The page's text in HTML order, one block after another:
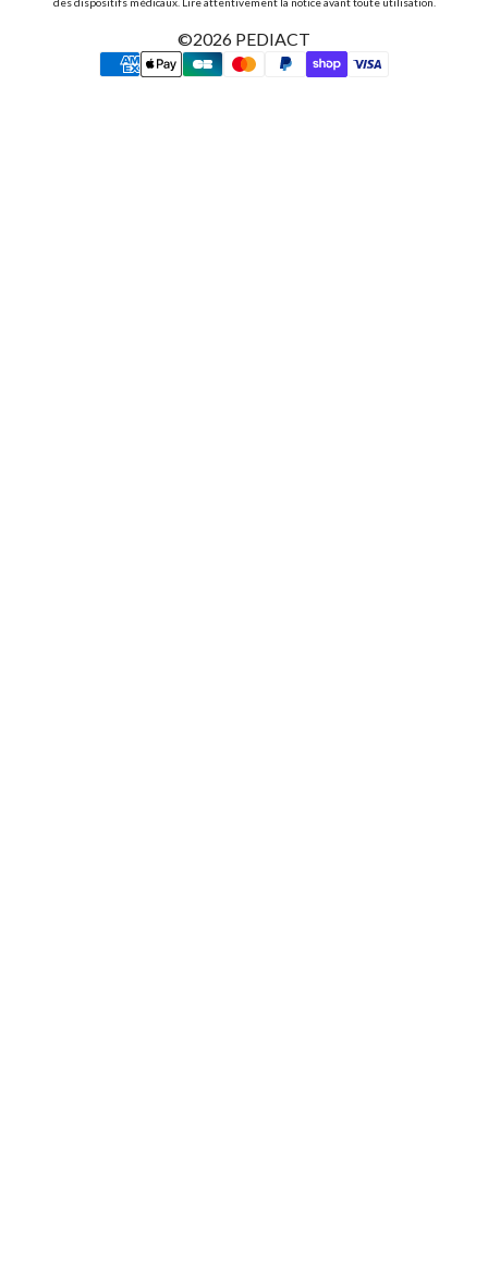
des dispositifs médicaux. Lire attentivement la notice avant toute utilisation.
©2026 PEDIACT